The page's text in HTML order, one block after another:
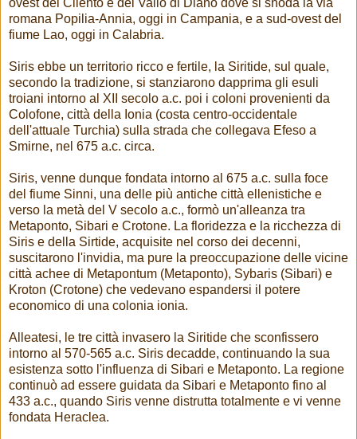
romana Popilia-Annia, oggi in Campania, e a sud-ovest del
fiume Lao, oggi in Calabria.
Siris ebbe un territorio ricco e fertile, la Siritide, sul quale,
secondo la tradizione, si stanziarono dapprima gli esuli
troiani intorno al XII secolo a.c. poi i coloni provenienti da
Colofone, città della Ionia (costa centro-occidentale
dell'attuale Turchia) sulla strada che collegava Efeso a
Smirne, nel 675 a.c. circa.
Siris, venne dunque fondata intorno al 675 a.c. sulla foce
del fiume Sinni, una delle più antiche città ellenistiche e
verso la metà del V secolo a.c., formò un'alleanza tra
Metaponto, Sibari e Crotone. La floridezza e la ricchezza di
Siris e della Sirtide, acquisite nel corso dei decenni,
suscitarono l'invidia, ma pure la preoccupazione delle vicine
città achee di Metapontum (Metaponto), Sybaris (Sibari) e
Kroton (Crotone) che vedevano espandersi il potere
economico di una colonia ionia.
Alleatesi, le tre città invasero la Siritide che sconfissero
intorno al 570-565 a.c. Siris decadde, continuando la sua
esistenza sotto l'influenza di Sibari e Metaponto. La regione
continuò ad essere guidata da Sibari e Metaponto fino al
433 a.c., quando Siris venne distrutta totalmente e vi venne
fondata Heraclea.